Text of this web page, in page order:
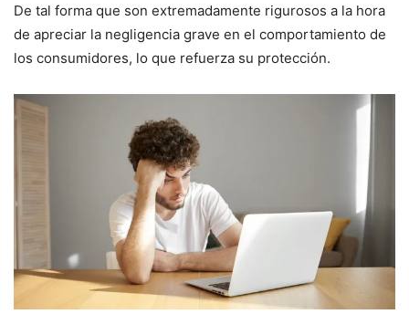
De tal forma que son extremadamente rigurosos a la hora
de apreciar la negligencia grave en el comportamiento de
los consumidores, lo que refuerza su protección.